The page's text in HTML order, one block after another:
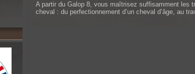
A partir du Galop 8, vous maîtrisez suffisamment les
cheval : du perfectionnement d’un cheval d’âge, au